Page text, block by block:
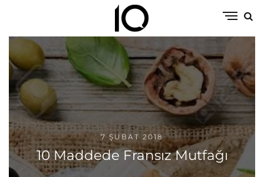
7 ŞUBAT 2018
10 Maddede Fransız Mutfağı